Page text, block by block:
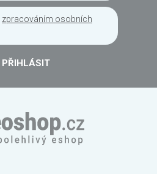
zpracováním osobních
PŘIHLÁSIT